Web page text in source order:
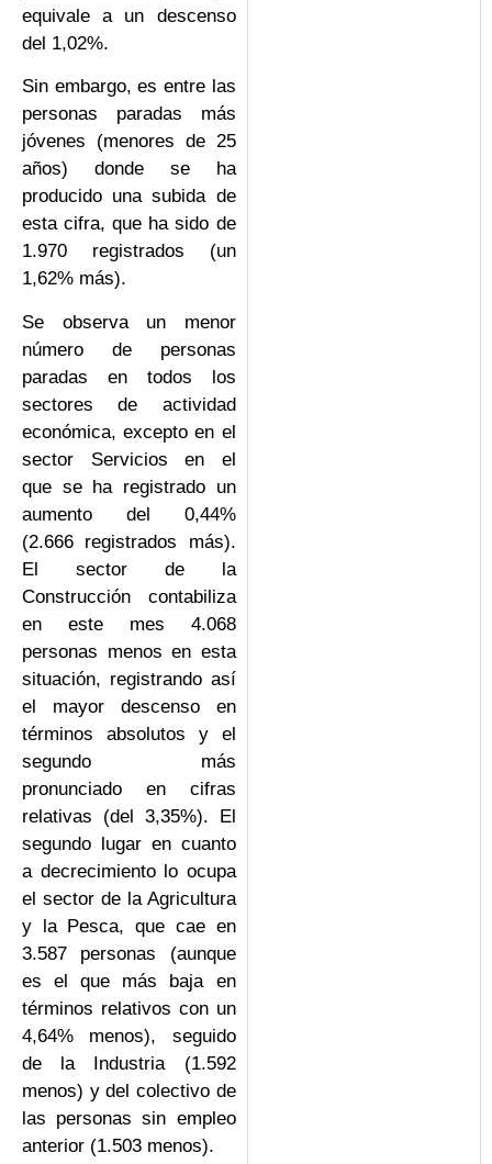
equivale a un descenso
del 1,02%.
Sin embargo, es entre las
personas paradas más
jóvenes (menores de 25
años) donde se ha
producido una subida de
esta cifra, que ha sido de
1.970 registrados (un
1,62% más).
Se observa un menor
número de personas
paradas en todos los
sectores de actividad
económica, excepto en el
sector Servicios en el
que se ha registrado un
aumento del 0,44%
(2.666 registrados más).
El sector de la
Construcción contabiliza
en este mes 4.068
personas menos en esta
situación, registrando así
el mayor descenso en
términos absolutos y el
segundo más
pronunciado en cifras
relativas (del 3,35%). El
segundo lugar en cuanto
a decrecimiento lo ocupa
el sector de la Agricultura
y la Pesca, que cae en
3.587 personas (aunque
es el que más baja en
términos relativos con un
4,64% menos), seguido
de la Industria (1.592
menos) y del colectivo de
las personas sin empleo
anterior (1.503 menos).